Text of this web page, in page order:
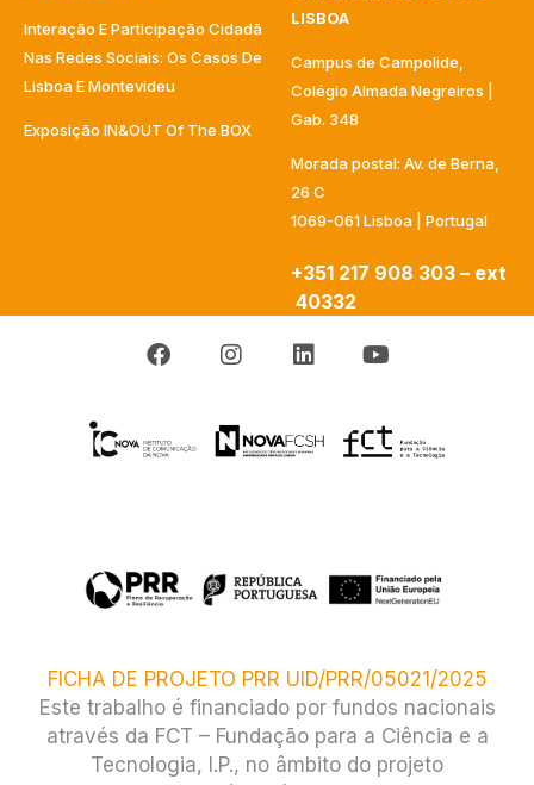
Interação E Participação Cidadã
Nas Redes Sociais: Os Casos De
Lisboa E Montevideu
Exposição IN&OUT Of The BOX
LISBOA
Campus de Campolide,
Colégio Almada Negreiros |
Gab. 348
Morada postal: Av. de Berna,
26 C
1069-061 Lisboa | Portugal
+351 217 908 303 – ext
40332
FICHA DE PROJETO PRR UID/PRR/05021/2025
Este trabalho é financiado por fundos nacionais
através da FCT – Fundação para a Ciência e a
Tecnologia, I.P., no âmbito do projeto